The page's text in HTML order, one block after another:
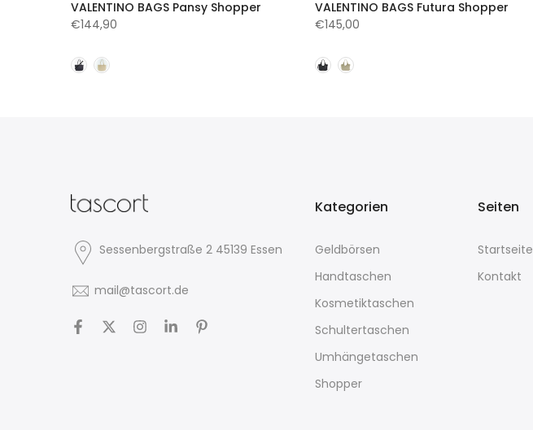
VALENTINO BAGS Pansy Shopper
€144,90
VALENTINO BAGS Futura Shopper
€145,00
Sessenbergstraße 2 45139 Essen
mail@tascort.de
Kategorien
Geldbörsen
Handtaschen
Kosmetiktaschen
Schultertaschen
Umhängetaschen
Shopper
Seiten
Startseite
Kontakt